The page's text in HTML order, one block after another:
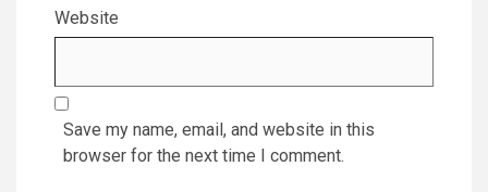
Website
Save my name, email, and website in this
browser for the next time I comment.